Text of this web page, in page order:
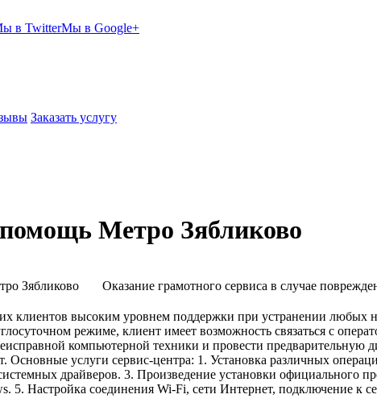
в TwitterМы в Google+
Заказать услугу
Метро Зябликово
Оказание грамотного сервиса в случае
клиентов высоким уровнем поддержки при устранении любых
режиме, клиент имеет возможность связаться с
компьютерной техники и провести предварительную
Основные услуги сервис-центра: 1. Установка различных
драйверов. 3. Произведение установки
5. Настройка соединения Wi-Fi, сети Интернет, подключение к